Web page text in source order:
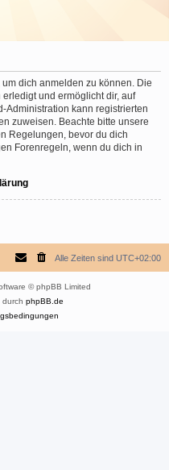
dich anmelden zu können. Die
und ermöglicht dir, auf
Administration kann registrierten
zuweisen. Beachte bitte unsere
Regelungen, bevor du dich
Forenregeln, wenn du dich in
Alle Zeiten sind UTC+02:00
© phpBB Limited
durch phpBB.de